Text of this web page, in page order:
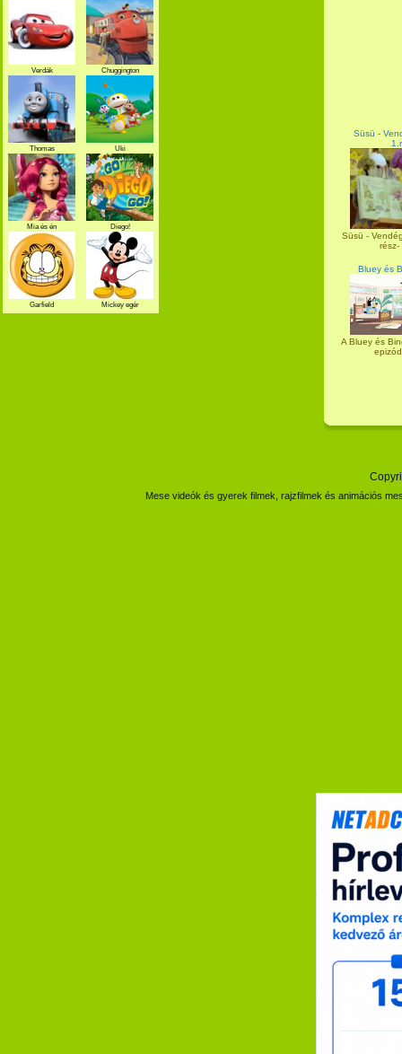
Süsü -
Süsü -
rész-
Bluey és
A Bluey és
Verdák Chuggington
Thomas Uki
Mia és én Diego!
Garfield Mickey egér
Mese videók és gyerek filmek, rajzfilmek és animációs